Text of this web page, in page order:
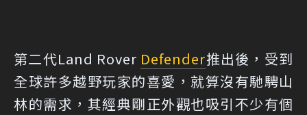
第二代Land Rover Defender推出後，受到
全球許多越野玩家的喜愛，就算沒有馳騁山
林的需求，其經典剛正外觀也吸引不少有個